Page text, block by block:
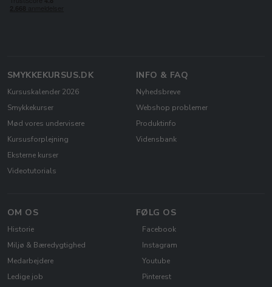
SMYKKEKURSUS.DK
Kursuskalender 2026
Smykkekurser
Mød vores undervisere
Kursusforplejning
Eksterne kurser
Videotutorials
INFO & FAQ
Nyhedsbreve
Webshop problemer
Produktinfo
Vidensbank
OM OS
Historie
Miljø & Bæredygtighed
Medarbejdere
Ledige job
FØLG OS
Facebook
Instagram
Youtube
Pinterest